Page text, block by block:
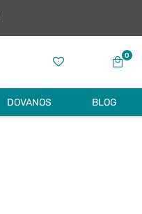
0
DOVANOS BLOG